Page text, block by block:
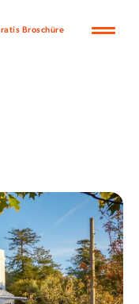
Broschüre